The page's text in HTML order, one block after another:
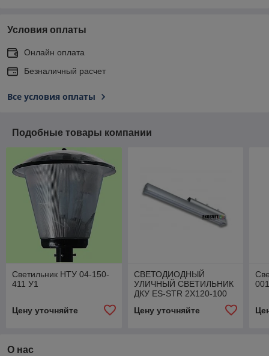
Условия оплаты
Онлайн оплата
Безналичный расчет
Все условия оплаты
Подобные товары компании
Светильник НТУ 04-150-
411 У1
Цену уточняйте
СВЕТОДИОДНЫЙ
УЛИЧНЫЙ СВЕТИЛЬНИК
ДКУ ES-STR 2X120-100
Цену уточняйте
О нас